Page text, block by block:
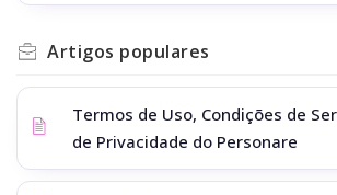
Artigos populares
Termos de Uso, Condições de
de Privacidade do Personare